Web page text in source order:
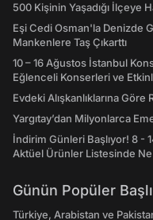
500 Kişinin Yaşadığı İlçeye
Eşi Cedi Osman'la Denizde
Mankenlere Taş Çıkarttı
10 – 16 Ağustos İstanbul
Eğlenceli Konserleri ve
Evdeki Alışkanlıklarına
Yargıtay’dan Milyonlarca
İndirim Günleri Başlıyor! 8 -
Aktüel Ürünler Listesinde Ne
Günün Popüler
Türkiye, Arabistan ve